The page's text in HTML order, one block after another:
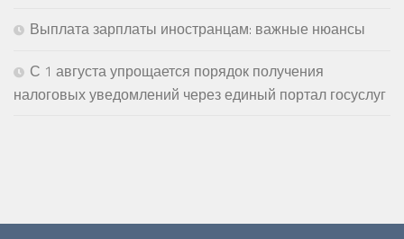
Выплата зарплаты иностранцам: важные нюансы
С 1 августа упрощается порядок получения
налоговых уведомлений через единый портал госуслуг